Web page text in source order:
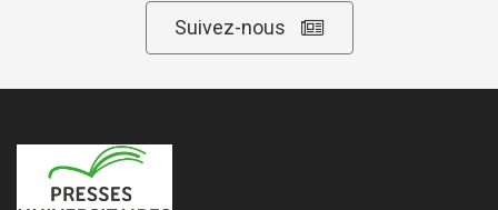
Suivez-nous